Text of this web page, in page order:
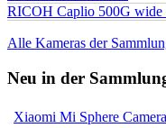
RICOH Caplio 500G wide
Alle Kameras der
Neu in der
Xiaomi Mi Sphere Camera